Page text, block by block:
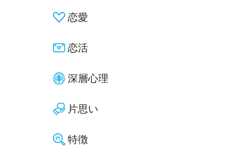
恋愛
恋活
深層心理
片思い
特徴